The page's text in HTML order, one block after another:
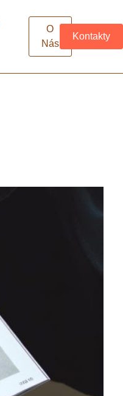
O
Nás
Kontakty